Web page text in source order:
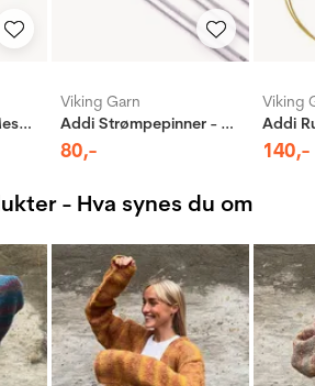
Addi Rundpinne - Messing
Viking Garn
Addi Strømpepinner - Aluminium
80,-
Viking
140,-
- Hva synes du om